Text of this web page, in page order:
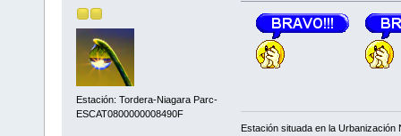
Estación: Tordera-Niagara Parc-
ESCAT0800000008490F
Estación situada en la Urbanización